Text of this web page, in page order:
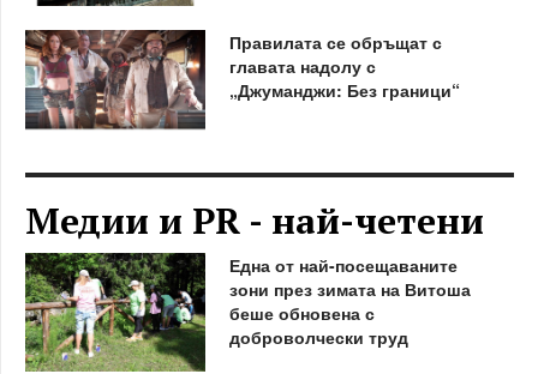
Правилата се обръщат с
главата надолу с
„Джуманджи: Без граници“
Медии и PR - най-четени
Една от най-посещаваните
зони през зимата на Витоша
беше обновена с
доброволчески труд